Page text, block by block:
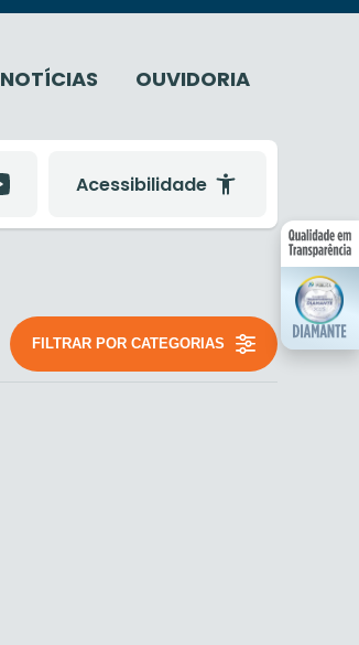
NOTÍCIAS OUVIDORIA
Acessibilidade
FILTRAR POR CATEGORIAS